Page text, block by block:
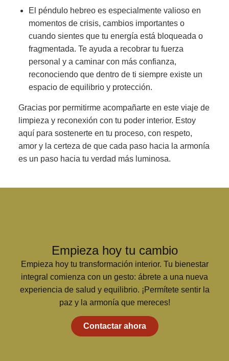
El péndulo hebreo es especialmente valioso en
momentos de crisis, cambios importantes o
cuando sientes que tu energía está bloqueada o
fragmentada. Te ayuda a recobrar tu fuerza
personal y a caminar con más confianza,
reconociendo que dentro de ti siempre existe un
espacio de equilibrio y protección.
Gracias por permitirme acompañarte en este viaje de
limpieza y reconexión con tu poder interior. Estoy
aquí para sostenerte en tu proceso, con respeto,
amor y la certeza de que cada paso hacia la armonía
es un paso hacia tu verdad más luminosa.
Empieza hoy tu cambio
Empieza hoy tu transformación interior. Tu bienestar
integral comienza con un gesto: ábrete a una nueva
experiencia de salud y equilibrio. ¡Permítete sentir la
paz y la armonía que mereces!
Contactar ahora